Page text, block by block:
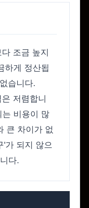
조금 높지
하게 정산됩
습니다.
저렴합니
비용이 많
큰 차이가 없
'가 되지 않으
다.